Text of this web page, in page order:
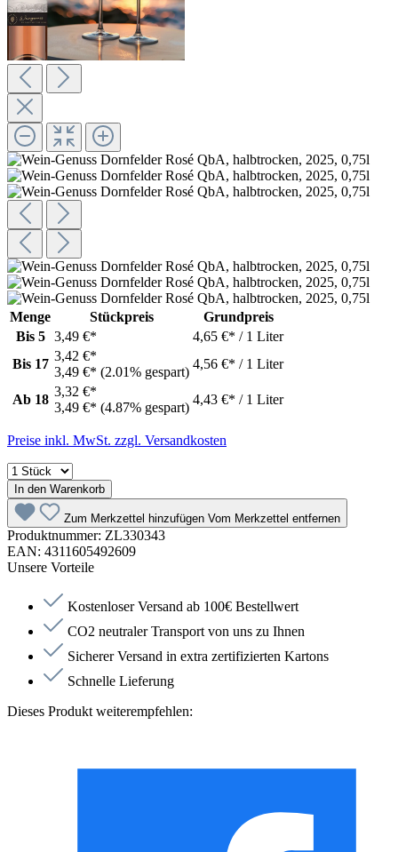
Menge Stückpreis
Grundpreis
Bis 5 3,49 €*
4,65 €* / 1 Liter
Bis 17
3,42 €*
3,49 €* (2.01% gespart)
4,56 €* / 1 Liter
Ab 18
3,32 €*
3,49 €* (4.87% gespart)
4,43 €* / 1 Liter
Preise inkl. MwSt. zzgl. Versandkosten
In den Warenkorb
Zum Merkzettel hinzufügen Vom Merkzettel entfernen
Produktnummer: ZL330343
EAN: 4311605492609
Unsere Vorteile
Kostenloser Versand ab 100€ Bestellwert
CO2 neutraler Transport von uns zu Ihnen
Sicherer Versand in extra zertifizierten Kartons
Schnelle Lieferung
Dieses Produkt weiterempfehlen: